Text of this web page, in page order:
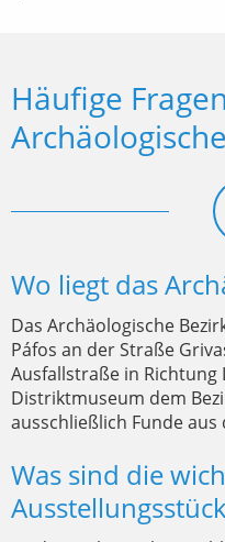
Häufige
Wo liegt das
Das Archäologische
Páfos an der Straße
Ausfallstraße in Richtung
Distriktmuseum dem
ausschließlich Funde aus
Was sind die